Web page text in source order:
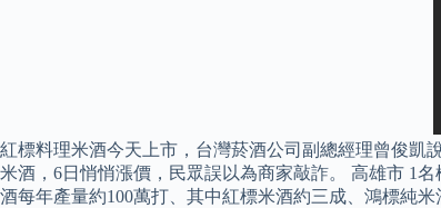
紅標料理米酒今天上市，台灣菸酒公司副總經理曾俊凱
米酒，6日悄悄漲價，民眾誤以為商家敲詐。 高雄市 1
酒每年產量約100萬打、其中紅標米酒約三成、鴻標純